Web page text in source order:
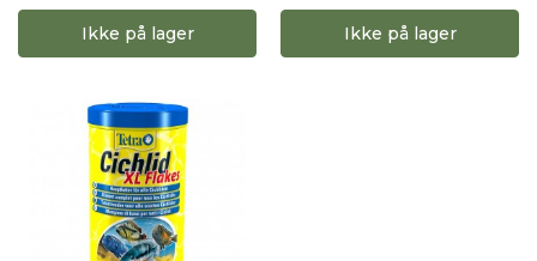
Ikke på lager Ikke på lager